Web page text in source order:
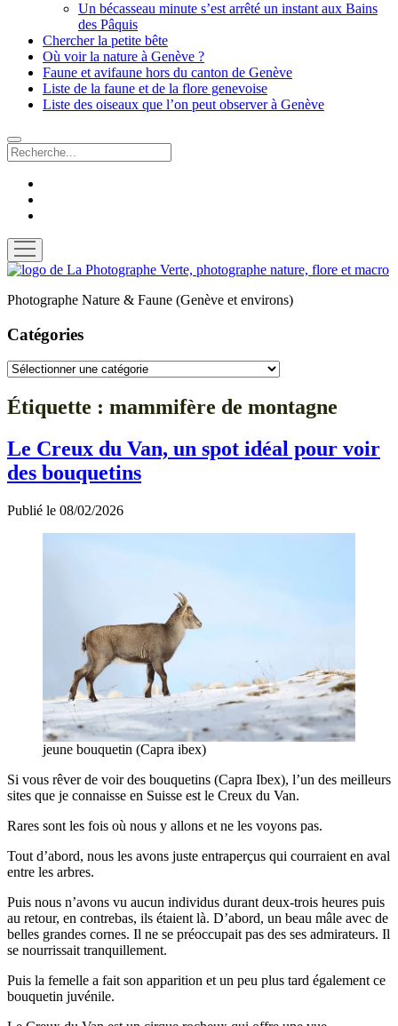
Un bécasseau minute s’est arrêté un instant aux Bains
des Pâquis
Chercher la petite bête
Où voir la nature à Genève ?
Faune et avifaune hors du canton de Genève
Liste de la faune et de la flore genevoise
Liste des oiseaux que l’on peut observer à Genève
Recherche
ouvrir
menu
La
Verte
Photographe Nature & Faune (Genève et environs)
Catégories
Catégories
Étiquette : mammifère de montagne
Le Creux du Van, un spot idéal pour voir
des bouquetins
Publié le 08/02/2026
jeune bouquetin (Capra ibex)
Si vous rêver de voir des bouquetins (Capra Ibex), l’un des meilleurs
sites que je connaisse en Suisse est le Creux du Van.
Rares sont les fois où nous y allons et ne les voyons pas.
Tout d’abord, nous les avons juste entraperçus qui courraient en aval
entre les arbres.
Puis nous n’avons vu aucun individus durant deux-trois heures puis
au retour, en contrebas, ils étaient là. D’abord, un beau mâle avec de
belles grandes cornes. Il ne se préoccupait pas des ses admirateurs. Il
se nourrissait tranquillement.
Puis la femelle a fait son apparition et un peu plus tard également ce
bouquetin juvénile.